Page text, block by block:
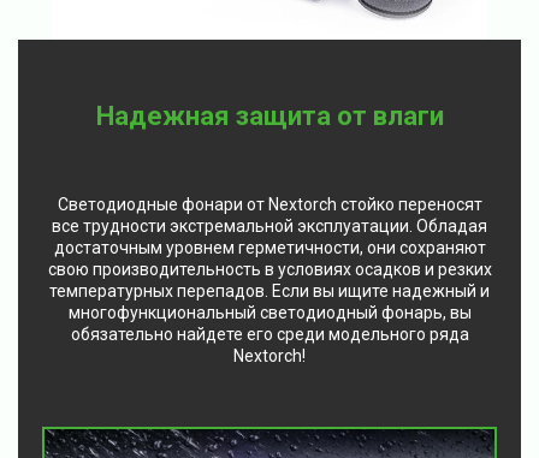
Надежная защита от влаги
Светодиодные фонари от Nextorch стойко переносят
все трудности экстремальной эксплуатации. Обладая
достаточным уровнем герметичности, они сохраняют
свою производительность в условиях осадков и резких
температурных перепадов. Если вы ищите надежный и
многофункциональный светодиодный фонарь, вы
обязательно найдете его среди модельного ряда
Nextorch!